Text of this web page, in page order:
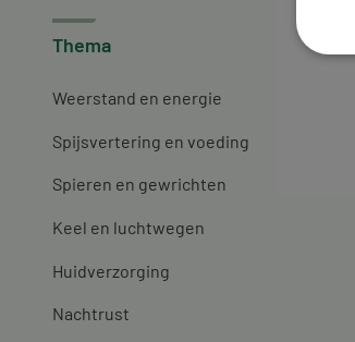
Thema
Weerstand en energie
Spijsvertering en voeding
Spieren en gewrichten
Keel en luchtwegen
Huidverzorging
Nachtrust